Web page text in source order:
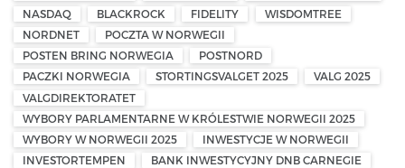
NASDAQ
BLACKROCK FIDELITY
WISDOMTREE
NORDNET
POCZTA W NORWEGII
POSTEN BRING NORWEGIA
POSTNORD
PACZKI NORWEGIA
STORTINGSVALGET 2025
VALG 2025
VALGDIREKTORATET
WYBORY PARLAMENTARNE W KRÓLESTWIE NORWEGII 2025
WYBORY W NORWEGII 2025
INWESTYCJE W NORWEGII
INVESTORTEMPEN
BANK INWESTYCYJNY DNB CARNEGIE